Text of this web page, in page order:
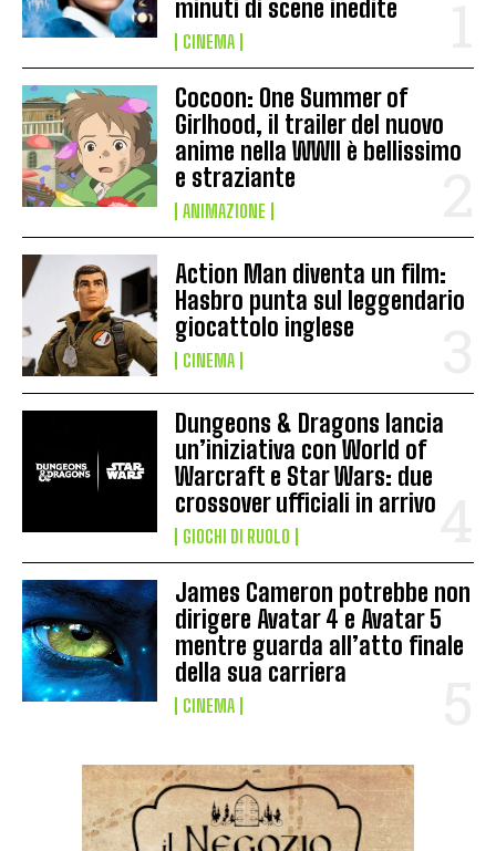
minuti di scene inedite
CINEMA
Cocoon: One Summer of
Girlhood, il trailer del nuovo
anime nella WWII è bellissimo
e straziante
ANIMAZIONE
Action Man diventa un film:
Hasbro punta sul leggendario
giocattolo inglese
CINEMA
Dungeons & Dragons lancia
un’iniziativa con World of
Warcraft e Star Wars: due
crossover ufficiali in arrivo
GIOCHI DI RUOLO
James Cameron potrebbe non
dirigere Avatar 4 e Avatar 5
mentre guarda all’atto finale
della sua carriera
CINEMA